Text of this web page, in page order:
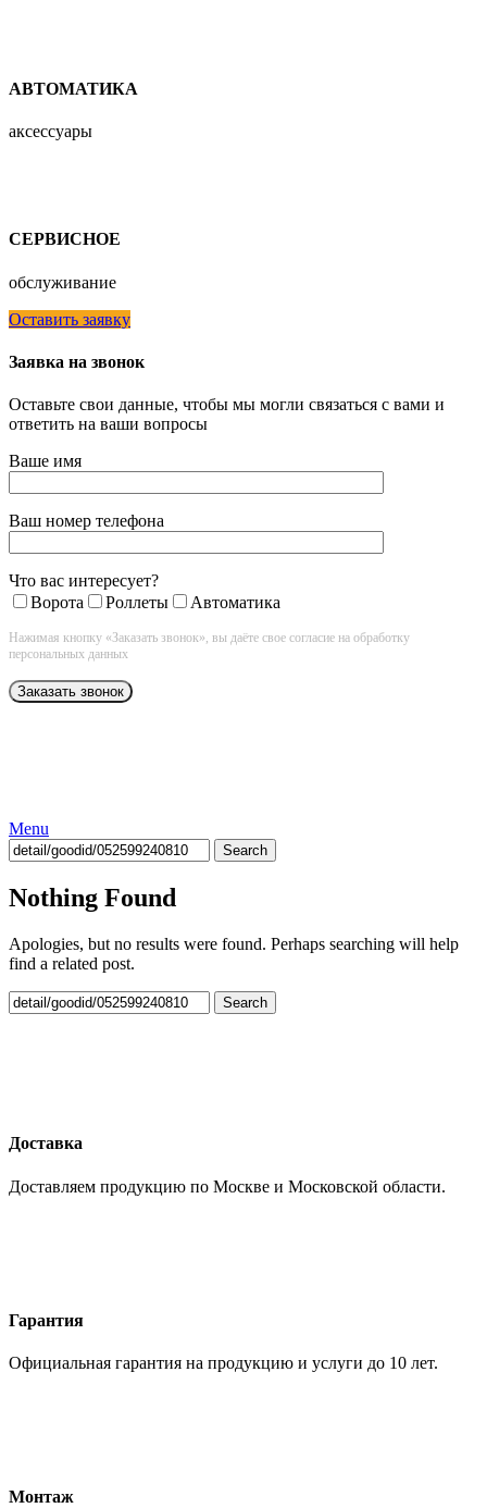
АВТОМАТИКА
аксессуары
СЕРВИСНОЕ
обслуживание
Оставить заявку
Заявка на звонок
Оставьте свои данные, чтобы мы могли связаться с вами и
ответить на ваши вопросы
Ваше имя
Ваш номер телефона
Что вас интересует?
Ворота
Роллеты Автоматика
Нажимая кнопку «Заказать звонок», вы даёте свое согласие на обработку
персональных данных
Menu
Search
Nothing Found
Apologies, but no results were found. Perhaps searching will help
find a related post.
Search
Доставка
Доставляем продукцию по Москве и Московской области.
Гарантия
Официальная гарантия на продукцию и услуги до 10 лет.
Монтаж